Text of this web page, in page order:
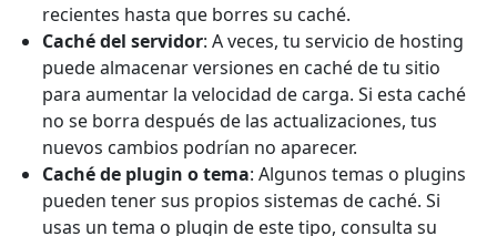
recientes hasta que borres su caché.
Caché del servidor: A veces, tu servicio de hosting
puede almacenar versiones en caché de tu sitio
para aumentar la velocidad de carga. Si esta caché
no se borra después de las actualizaciones, tus
nuevos cambios podrían no aparecer.
Caché de plugin o tema: Algunos temas o plugins
pueden tener sus propios sistemas de caché. Si
usas un tema o plugin de este tipo, consulta su